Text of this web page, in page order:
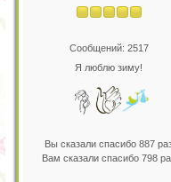
Сообщений: 2517
Я люблю зиму!
Вы сказали спасибо 887
Вам сказали спасибо 798